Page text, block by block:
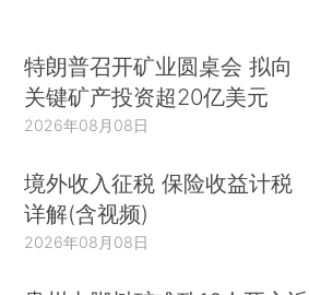
特朗普召开矿业圆桌会 拟向
关键矿产投资超20亿美元
2026年08月08日
境外收入征税 保险收益计税
详解(含视频)
2026年08月08日